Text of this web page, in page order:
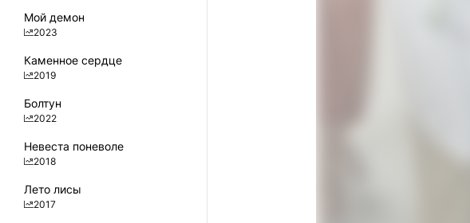
Мой демон
2023
Каменное сердце
2019
Болтун
2022
Невеста поневоле
2018
Лето лисы
2017